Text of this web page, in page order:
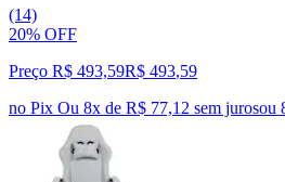
(14)
20% OFF
Preço R$ 493,59R$ 493,59
no Pix Ou 8x de R$ 77,12 sem jurosou